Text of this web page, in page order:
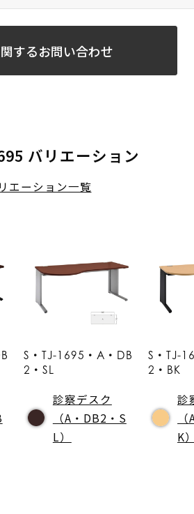
するお問い合わせ
バリエーション
エーション一覧
S・TJ-1695・A・DB
2・SL
診察デスク
（A・DB2・S
L）
S・TJ-
2・BK
診
K